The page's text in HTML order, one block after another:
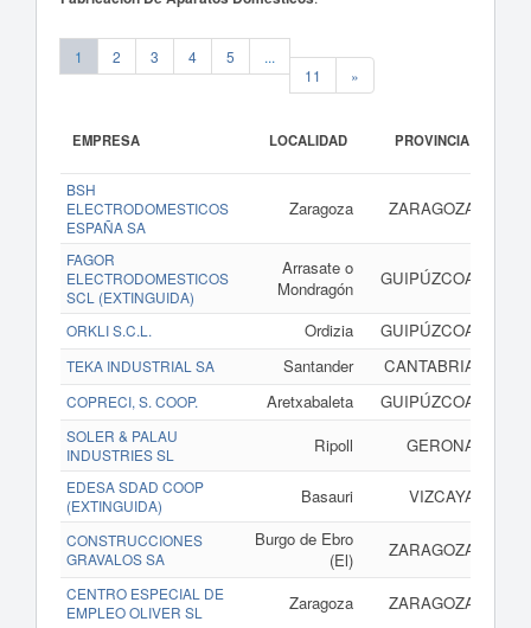
1 2 3 4 5
...
11
»
EMPRESA LOCALIDAD PROVINCIA
BSH
ELECTRODOMESTICOS
ESPAÑA SA
Zaragoza ZARAGOZA
FAGOR
ELECTRODOMESTICOS
SCL (EXTINGUIDA)
Arrasate o
Mondragón
GUIPÚZCOA
ORKLI S.C.L. Ordizia GUIPÚZCOA
TEKA INDUSTRIAL SA Santander CANTABRIA
COPRECI, S. COOP. Aretxabaleta GUIPÚZCOA
SOLER & PALAU
INDUSTRIES SL
Ripoll GERONA
EDESA SDAD COOP
(EXTINGUIDA)
Basauri VIZCAYA
CONSTRUCCIONES
GRAVALOS SA
Burgo de Ebro
(El)
ZARAGOZA
CENTRO ESPECIAL DE
EMPLEO OLIVER SL
Zaragoza ZARAGOZA